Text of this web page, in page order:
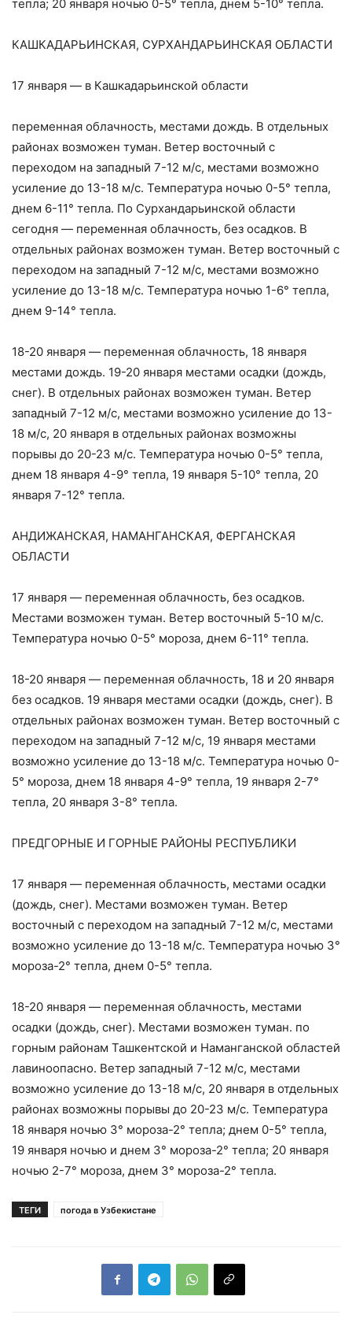
тепла; 20 января ночью 0-5° тепла, днем 5-10° тепла.
КАШКАДАРЬИНСКАЯ, СУРХАНДАРЬИНСКАЯ ОБЛАСТИ
17 января — в Кашкадарьинской области
переменная облачность, местами дождь. В отдельных
районах возможен туман. Ветер восточный с
переходом на западный 7-12 м/с, местами возможно
усиление до 13-18 м/с. Температура ночью 0-5° тепла,
днем 6-11° тепла. По Сурхандарьинской области
сегодня — переменная облачность, без осадков. В
отдельных районах возможен туман. Ветер восточный с
переходом на западный 7-12 м/с, местами возможно
усиление до 13-18 м/с. Температура ночью 1-6° тепла,
днем 9-14° тепла.
18-20 января — переменная облачность, 18 января
местами дождь. 19-20 января местами осадки (дождь,
снег). В отдельных районах возможен туман. Ветер
западный 7-12 м/с, местами возможно усиление до 13-
18 м/с, 20 января в отдельных районах возможны
порывы до 20-23 м/с. Температура ночью 0-5° тепла,
днем 18 января 4-9° тепла, 19 января 5-10° тепла, 20
января 7-12° тепла.
АНДИЖАНСКАЯ, НАМАНГАНСКАЯ, ФЕРГАНСКАЯ
ОБЛАСТИ
17 января — переменная облачность, без осадков.
Местами возможен туман. Ветер восточный 5-10 м/с.
Температура ночью 0-5° мороза, днем 6-11° тепла.
18-20 января — переменная облачность, 18 и 20 января
без осадков. 19 января местами осадки (дождь, снег). В
отдельных районах возможен туман. Ветер восточный с
переходом на западный 7-12 м/с, 19 января местами
возможно усиление до 13-18 м/с. Температура ночью 0-
5° мороза, днем 18 января 4-9° тепла, 19 января 2-7°
тепла, 20 января 3-8° тепла.
ПРЕДГОРНЫЕ И ГОРНЫЕ РАЙОНЫ РЕСПУБЛИКИ
17 января — переменная облачность, местами осадки
(дождь, снег). Местами возможен туман. Ветер
восточный с переходом на западный 7-12 м/с, местами
возможно усиление до 13-18 м/с. Температура ночью 3°
мороза-2° тепла, днем 0-5° тепла.
18-20 января — переменная облачность, местами
осадки (дождь, снег). Местами возможен туман. по
горным районам Ташкентской и Наманганской областей
лавиноопасно. Ветер западный 7-12 м/с, местами
возможно усиление до 13-18 м/с, 20 января в отдельных
районах возможны порывы до 20-23 м/с. Температура
18 января ночью 3° мороза-2° тепла; днем 0-5° тепла,
19 января ночью и днем 3° мороза-2° тепла; 20 января
ночью 2-7° мороза, днем 3° мороза-2° тепла.
ТЕГИ погода в Узбекистане